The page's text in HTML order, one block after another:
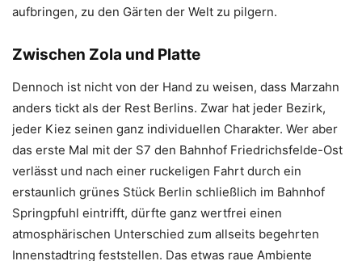
aufbringen, zu den Gärten der Welt zu pilgern.
Zwischen Zola und Platte
Dennoch ist nicht von der Hand zu weisen, dass Marzahn
anders tickt als der Rest Berlins. Zwar hat jeder Bezirk,
jeder Kiez seinen ganz individuellen Charakter. Wer aber
das erste Mal mit der S7 den Bahnhof Friedrichsfelde-Ost
verlässt und nach einer ruckeligen Fahrt durch ein
erstaunlich grünes Stück Berlin schließlich im Bahnhof
Springpfuhl eintrifft, dürfte ganz wertfrei einen
atmosphärischen Unterschied zum allseits begehrten
Innenstadtring feststellen. Das etwas raue Ambiente